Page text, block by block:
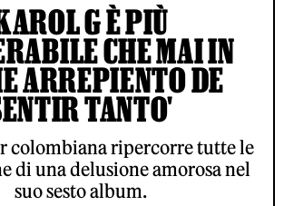
G È PIÙ
CHE MAI IN
ARREPIENTO DE
TANTO'
colombiana ripercorre tutte le
di una delusione amorosa nel
suo sesto album.